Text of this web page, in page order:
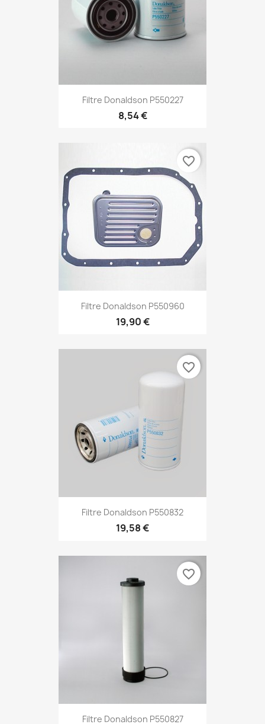
Filtre Donaldson P550227
8,54 €
Filtre Donaldson P550960
19,90 €
favorite_border
Filtre Donaldson P550832
19,58 €
favorite_border
Filtre Donaldson P550827
favorite_border